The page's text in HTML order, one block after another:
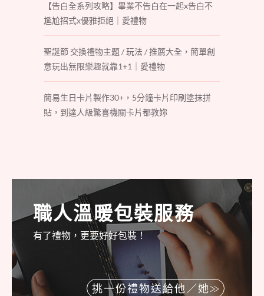
【告白全系列攻略】畢業不告白在一起x告白不
尷尬招式x優雅拒絕｜愛禮物
聖誕節 交換禮物主題 / 玩法 / 推薦大全，簡單創
意玩出無限樂趣就靠1+1｜愛禮物
簡易生日卡片製作30+，5分鐘卡片印刷塗抹拼
貼，到達人級驚喜機關卡片都教妳
職人溫暖包裝服務
有了禮物，更要好好包裝！
挑一份禮物送給他／她